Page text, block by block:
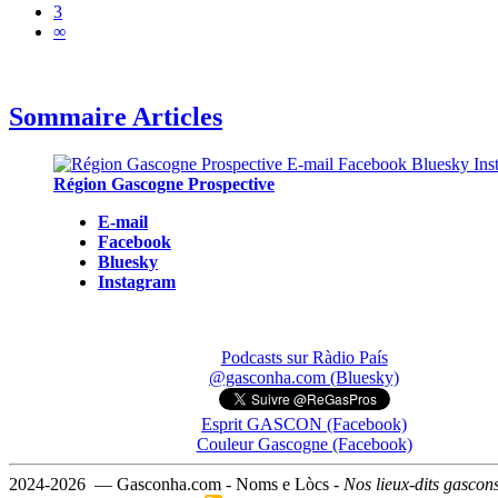
3
∞
Sommaire Articles
Région Gascogne Prospective
E-mail
Facebook
Bluesky
Instagram
Podcasts sur Ràdio País
@gasconha.com (Bluesky)
Esprit GASCON (Facebook)
Couleur Gascogne (Facebook)
2024-2026 — Gasconha.com - Noms e Lòcs - Nos lieux-dits